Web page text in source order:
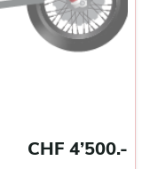
CHF 4’500.-